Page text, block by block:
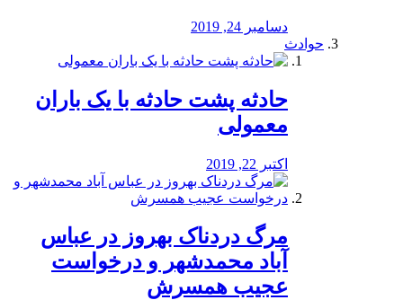
دسامبر 24, 2019
حوادث
️حادثه پشت حادثه با یک باران
معمولی
اکتبر 22, 2019
مرگ دردناک بهروز در عباس
آباد محمدشهر و درخواست
عجیب همسرش